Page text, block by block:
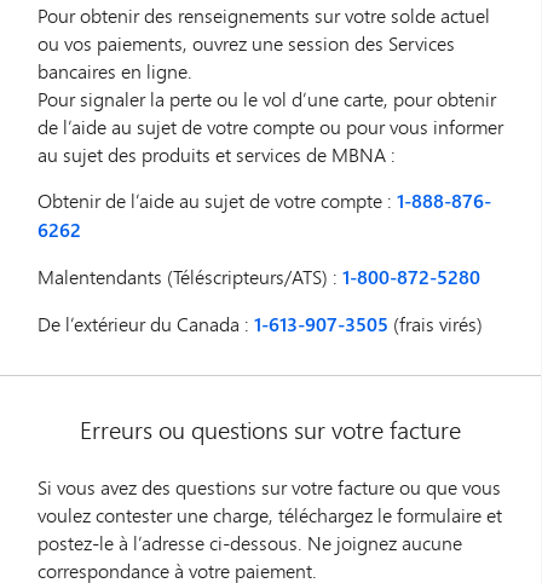
Pour obtenir des renseignements sur votre solde actuel
ou vos paiements, ouvrez une session des Services
bancaires en ligne.
Pour signaler la perte ou le vol d’une carte, pour obtenir
de l’aide au sujet de votre compte ou pour vous informer
au sujet des produits et services de MBNA :
Obtenir de l’aide au sujet de votre compte : 1-888-876-
6262
Malentendants (Téléscripteurs/ATS) : 1-800-872-5280
De l’extérieur du Canada : 1-613-907-3505 (frais virés)
Erreurs ou questions sur votre facture
Si vous avez des questions sur votre facture ou que vous
voulez contester une charge, téléchargez le formulaire et
postez-le à l’adresse ci-dessous. Ne joignez aucune
correspondance à votre paiement.